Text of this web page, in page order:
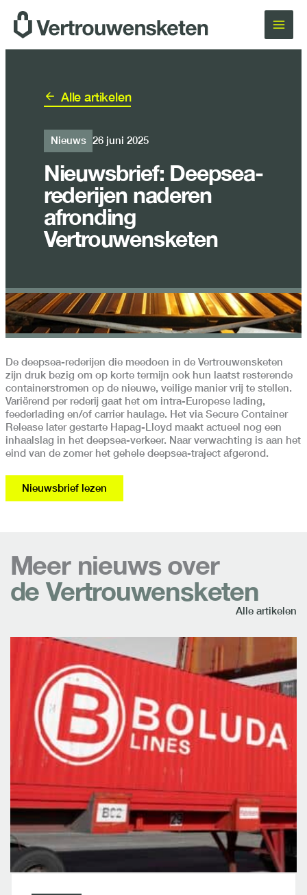
naar
inhoud
Alle artikelen
Nieuws 26 juni 2025
Nieuwsbrief: Deepsea-
rederijen naderen
afronding
Vertrouwensketen
De deepsea-rederijen die meedoen in de Vertrouwensketen
zijn druk bezig om op korte termijn ook hun laatst resterende
containerstromen op de nieuwe, veilige manier vrij te stellen.
Variërend per rederij gaat het om intra-Europese lading,
feederlading en/of carrier haulage. Het via Secure Container
Release later gestarte Hapag-Lloyd maakt actueel nog een
inhaalslag in het deepsea-verkeer. Naar verwachting is aan het
eind van de zomer het gehele deepsea-traject afgerond.
Nieuwsbrief lezen
Meer nieuws over
de Vertrouwensketen
Alle artikelen